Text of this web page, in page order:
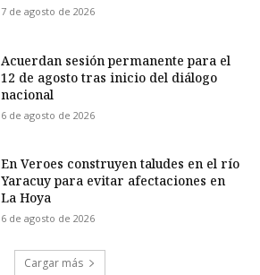
7 de agosto de 2026
Acuerdan sesión permanente para el
12 de agosto tras inicio del diálogo
nacional
6 de agosto de 2026
En Veroes construyen taludes en el río
Yaracuy para evitar afectaciones en
La Hoya
6 de agosto de 2026
Cargar más